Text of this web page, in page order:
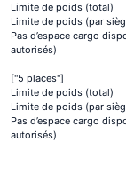
Limite de poids (total)
Limite de poids (par
Pas d’espace cargo
autorisés)
["5 places"]
Limite de poids (total)
Limite de poids (par
Pas d’espace cargo
autorisés)